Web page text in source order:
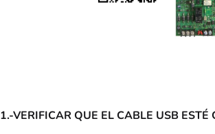
1.-VERIFICAR QUE EL CABLE USB ESTÉ